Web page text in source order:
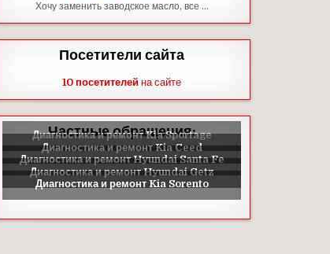
Хочу заменить заводское масло, все …
Посетители сайта
10 посетителей на сайте
Частные обращения: